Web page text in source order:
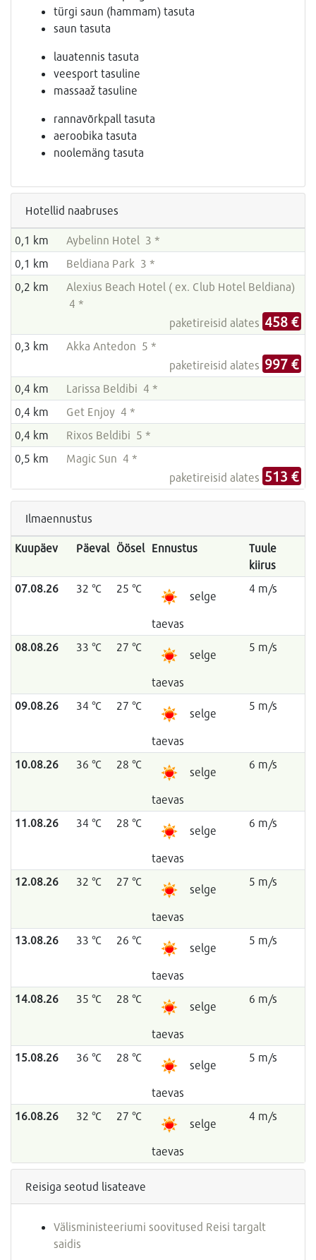
türgi saun (hammam) tasuta
saun tasuta
lauatennis tasuta
veesport tasuline
massaaž tasuline
rannavõrkpall tasuta
aeroobika tasuta
noolemäng tasuta
Hotellid naabruses
0,1 km
Aybelinn Hotel 3 *
0,1 km
Beldiana Park 3 *
0,2 km
Alexius Beach Hotel ( ex. Club Hotel Beldiana)
4 *
paketireisid alates 458 €
0,3 km
Akka Antedon 5 *
paketireisid alates 997 €
0,4 km
Larissa Beldibi 4 *
0,4 km
Get Enjoy 4 *
0,4 km
Rixos Beldibi 5 *
0,5 km
Magic Sun 4 *
paketireisid alates 513 €
Ilmaennustus
Kuupäev Päeval Öösel Ennustus
Tuule
kiirus
07.08.26
32 °C 25 °C
selge
taevas
4 m/s
08.08.26 33 °C 27 °C
selge
taevas
5 m/s
09.08.26 34 °C 27 °C
selge
taevas
5 m/s
10.08.26 36 °C 28 °C
selge
taevas
6 m/s
11.08.26 34 °C 28 °C
selge
taevas
6 m/s
12.08.26 32 °C 27 °C
selge
taevas
5 m/s
13.08.26 33 °C 26 °C
selge
taevas
5 m/s
14.08.26 35 °C 28 °C
selge
taevas
6 m/s
15.08.26 36 °C 28 °C
selge
taevas
5 m/s
16.08.26 32 °C 27 °C
selge
taevas
4 m/s
Reisiga seotud lisateave
Välisministeeriumi soovitused Reisi targalt
saidis